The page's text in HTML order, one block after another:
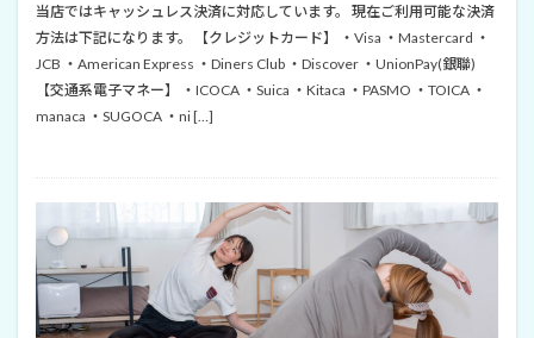
当店ではキャッシュレス決済に対応しています。 現在ご利用可能な決済
方法は下記になります。 【クレジットカード】 ・Visa ・Mastercard ・
JCB ・American Express ・Diners Club ・Discover ・UnionPay(銀聯)
【交通系電子マネー】 ・ICOCA ・Suica ・Kitaca ・PASMO ・TOICA ・
manaca ・SUGOCA ・ni […]